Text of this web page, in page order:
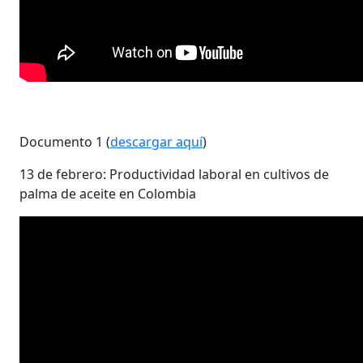
Documento 1 (descargar aquí)
13 de febrero: Productividad laboral en cultivos de
palma de aceite en Colombia